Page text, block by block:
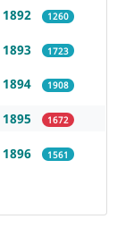
1892 1260
1893 1723
1894 1908
1895 1672
1896 1561